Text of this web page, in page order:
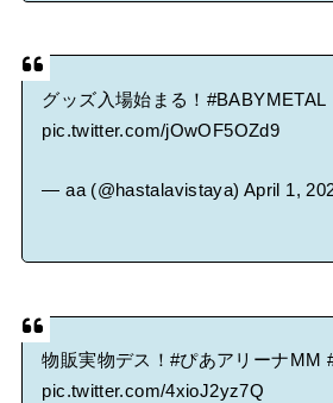
グッズ入場始まる！ #BABYMETAL
pic.twitter.com/jOwOF5OZd9
— aa (@hastalavistaya) April 1,
物販実物デス！ #ぴあアリーナMM
pic.twitter.com/4xioJ2yz7Q